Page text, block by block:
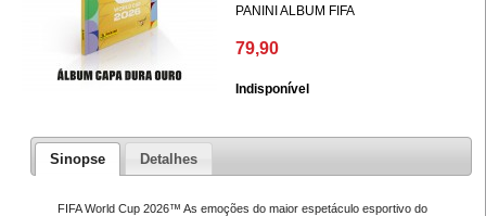
PANINI ALBUM FIFA
79,90
Indisponível
Sinopse Detalhes
FIFA World Cup 2026™ As emoções do maior espetáculo esportivo do